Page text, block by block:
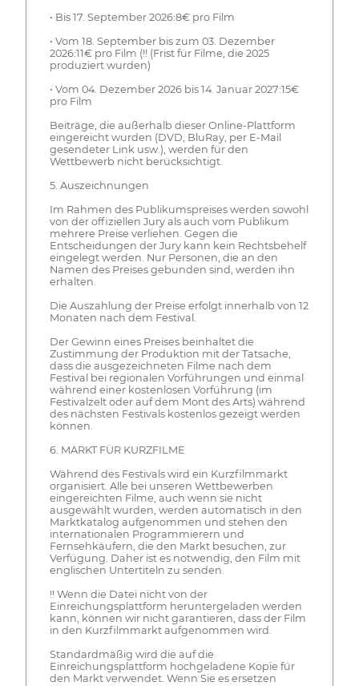
• Bis 17. September 2026:8€ pro Film
• Vom 18. September bis zum 03. Dezember
2026:11€ pro Film (!! (Frist für Filme, die 2025
produziert wurden)
• Vom 04. Dezember 2026 bis 14. Januar 2027:15€
pro Film
Beiträge, die außerhalb dieser Online-Plattform
eingereicht wurden (DVD, BluRay, per E-Mail
gesendeter Link usw.), werden für den
Wettbewerb nicht berücksichtigt.
5. Auszeichnungen
Im Rahmen des Publikumspreises werden sowohl
von der offiziellen Jury als auch vom Publikum
mehrere Preise verliehen. Gegen die
Entscheidungen der Jury kann kein Rechtsbehelf
eingelegt werden. Nur Personen, die an den
Namen des Preises gebunden sind, werden ihn
erhalten.
Die Auszahlung der Preise erfolgt innerhalb von 12
Monaten nach dem Festival.
Der Gewinn eines Preises beinhaltet die
Zustimmung der Produktion mit der Tatsache,
dass die ausgezeichneten Filme nach dem
Festival bei regionalen Vorführungen und einmal
während einer kostenlosen Vorführung (im
Festivalzelt oder auf dem Mont des Arts) während
des nächsten Festivals kostenlos gezeigt werden
können.
6. MARKT FÜR KURZFILME
Während des Festivals wird ein Kurzfilmmarkt
organisiert. Alle bei unseren Wettbewerben
eingereichten Filme, auch wenn sie nicht
ausgewählt wurden, werden automatisch in den
Marktkatalog aufgenommen und stehen den
internationalen Programmierern und
Fernsehkäufern, die den Markt besuchen, zur
Verfügung. Daher ist es notwendig, den Film mit
englischen Untertiteln zu senden.
!! Wenn die Datei nicht von der
Einreichungsplattform heruntergeladen werden
kann, können wir nicht garantieren, dass der Film
in den Kurzfilmmarkt aufgenommen wird.
Standardmäßig wird die auf die
Einreichungsplattform hochgeladene Kopie für
den Markt verwendet. Wenn Sie es ersetzen